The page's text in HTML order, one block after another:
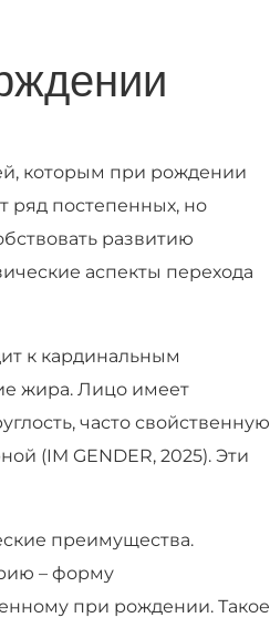
которым при рождении
ряд постепенных, но
развитию
аспекты перехода
к кардинальным
жира. Лицо имеет
часто свойственную
(IM GENDER, 2025). Эти
преимущества.
– форму
при рождении. Такое